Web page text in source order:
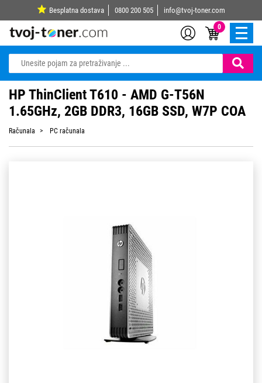
Besplatna dostava 0800 200 505 info@tvoj-toner.com
0
HP ThinClient T610 - AMD G-T56N
1.65GHz, 2GB DDR3, 16GB SSD, W7P COA
Računala PC računala